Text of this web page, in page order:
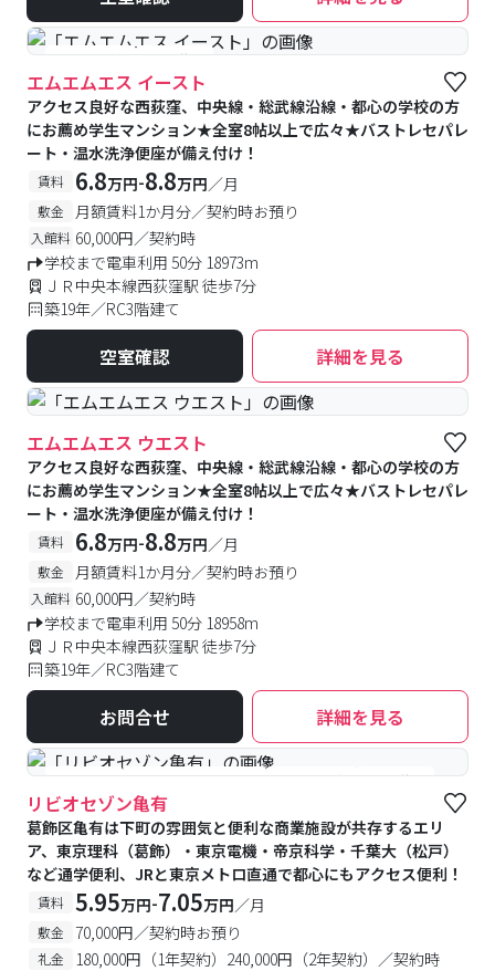
#予約受付中 #空室待ち
エムエムエス イースト
アクセス良好な西荻窪、中央線・総武線沿線・都心の学校の方
にお薦め学生マンション★全室8帖以上で広々★バストレセパレ
ート・温水洗浄便座が備え付け！
賃料 6.8万円-8.8万円／月
敷金 月額賃料1か月分／契約時お預り
入館料 60,000円／契約時
学校まで電車利用 50分 18973m
ＪＲ中央本線西荻窪駅 徒歩7分
築19年／RC3階建て
空室確認 詳細を見る
エムエムエス ウエスト
アクセス良好な西荻窪、中央線・総武線沿線・都心の学校の方
にお薦め学生マンション★全室8帖以上で広々★バストレセパレ
ート・温水洗浄便座が備え付け！
賃料 6.8万円-8.8万円／月
敷金 月額賃料1か月分／契約時お預り
入館料 60,000円／契約時
学校まで電車利用 50分 18958m
ＪＲ中央本線西荻窪駅 徒歩7分
築19年／RC3階建て
お問合せ 詳細を見る
#食事付き #女性専用フロアあり #予約受付中 #空室待ち
リビオセゾン亀有
葛飾区亀有は下町の雰囲気と便利な商業施設が共存するエリ
ア、東京理科（葛飾）・東京電機・帝京科学・千葉大（松戸）
など通学便利、JRと東京メトロ直通で都心にもアクセス便利！
賃料 5.95万円-7.05万円／月
敷金 70,000円／契約時お預り
礼金
180,000円（1年契約）240,000円（2年契約）／契約時